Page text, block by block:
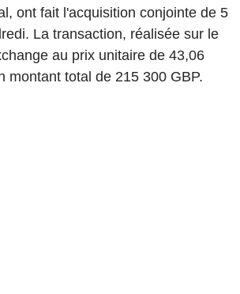
ont fait l'acquisition conjointe de 5
La transaction, réalisée sur le
au prix unitaire de 43,06
montant total de 215 300 GBP.